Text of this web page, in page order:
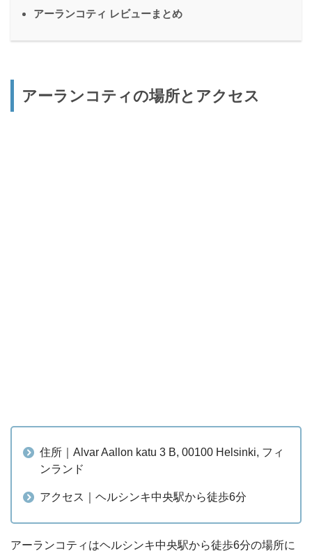
アーランコティ レビューまとめ
アーランコティの場所とアクセス
住所｜Alvar Aallon katu 3 B, 00100 Helsinki, フィ
ンランド
アクセス｜ヘルシンキ中央駅から徒歩6分
アーランコティはヘルシンキ中央駅から徒歩6分の場所に